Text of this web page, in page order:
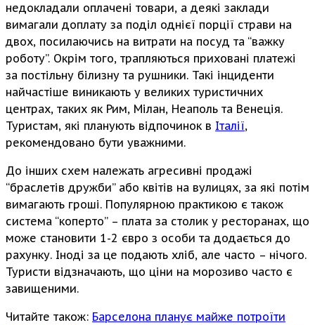
недокладали оплачені товари, а деякі заклади
вимагали доплату за поділ однієї порції страви на
двох, посилаючись на витрати на посуд та “важку
роботу”. Окрім того, трапляються приховані платежі
за постільну білизну та рушники. Такі інциденти
найчастіше виникають у великих туристичних
центрах, таких як Рим, Мілан, Неаполь та Венеція.
Туристам, які планують відпочинок в Італії,
рекомендовано бути уважними.
До інших схем належать агресивні продажі
“браслетів дружби” або квітів на вулицях, за які потім
вимагають гроші. Популярною практикою є також
система “коперто” – плата за столик у ресторанах, що
може становити 1-2 євро з особи та додається до
рахунку. Іноді за це подають хліб, але часто – нічого.
Туристи відзначають, що ціни на морозиво часто є
завищеними.
Читайте також: Барселона планує майже потроїти